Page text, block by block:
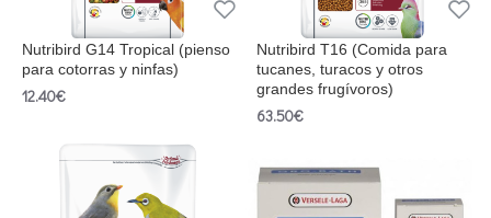
Nutribird G14 Tropical (pienso
para cotorras y ninfas)
12.40€
Nutribird T16 (Comida para
tucanes, turacos y otros
grandes frugívoros)
63.50€